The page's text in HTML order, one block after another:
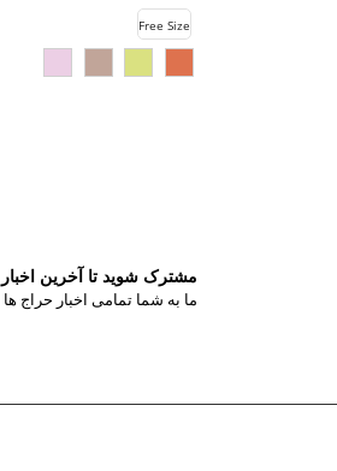
Free Size
مشترک شوید تا آخرین اخبار
ما به شما تمامی اخبار حراج